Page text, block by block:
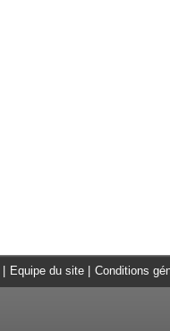
Equipe du site Conditions